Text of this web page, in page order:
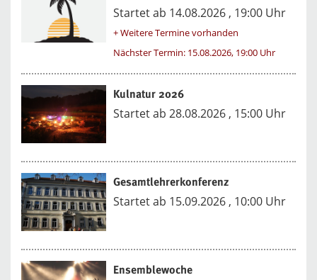
Startet ab 14.08.2026 , 19:00 Uhr
+ Weitere Termine vorhanden
Nächster Termin: 15.08.2026, 19:00 Uhr
Kulnatur 2026
Startet ab 28.08.2026 , 15:00 Uhr
Gesamtlehrerkonferenz
Startet ab 15.09.2026 , 10:00 Uhr
Ensemblewoche